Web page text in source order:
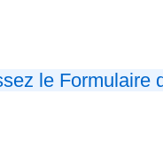
le Formulaire